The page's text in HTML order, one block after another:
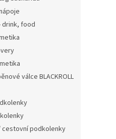
drink, food
válce BLACKROLL
cestovní podkolenky